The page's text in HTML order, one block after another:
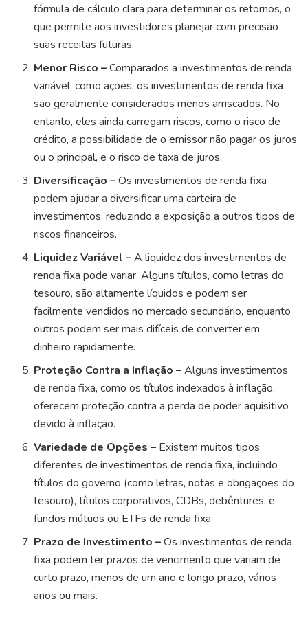
fórmula de cálculo clara para determinar os retornos, o
que permite aos investidores planejar com precisão
suas receitas futuras.
Menor Risco –Comparados a investimentos de renda
variável, como ações, os investimentos de renda fixa
são geralmente considerados menos arriscados. No
entanto, eles ainda carregam riscos, como o risco de
crédito, a possibilidade de o emissor não pagar os juros
ou o principal, e o risco de taxa de juros.
Diversificação –Os investimentos de renda fixa
podem ajudar a diversificar uma carteira de
investimentos, reduzindo a exposição a outros tipos de
riscos financeiros.
Liquidez Variável –A liquidez dos investimentos de
renda fixa pode variar. Alguns títulos, como letras do
tesouro, são altamente líquidos e podem ser
facilmente vendidos no mercado secundário, enquanto
outros podem ser mais difíceis de converter em
dinheiro rapidamente.
Proteção Contra a Inflação –Alguns investimentos
de renda fixa, como os títulos indexados à inflação,
oferecem proteção contra a perda de poder aquisitivo
devido à inflação.
Variedade de Opções – Existem muitos tipos
diferentes de investimentos de renda fixa, incluindo
títulos do governo (como letras, notas e obrigações do
tesouro), títulos corporativos, CDBs, debêntures, e
fundos mútuos ou ETFs de renda fixa.
Prazo de Investimento –Os investimentos de renda
fixa podem ter prazos de vencimento que variam de
curto prazo, menos de um ano e longo prazo, vários
anos ou mais.